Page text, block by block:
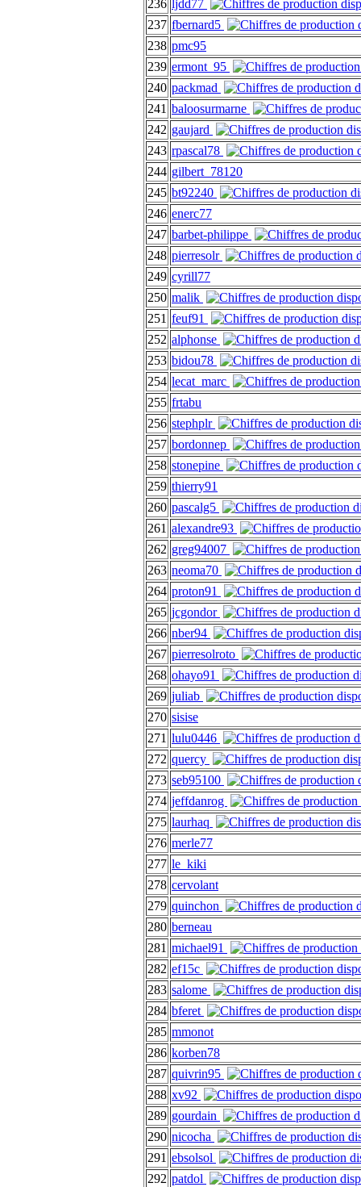
236 ljdd77
237 fbernard5
238 pmc95
239 ermont_95
240 packmad
241 baloosurmarne
242 gaujard
243 rpascal78
244 gilbert_78120
245 bt92240
246 enerc77
247 barbet-philippe
248 pierresolr
249 cyrill77
250 malik
251 feuf91
252 alphonse
253 bidou78
254 lecat_marc
255 frtabu
256 stephplr
257 bordonnep
258 stonepine
259 thierry91
260 pascalg5
261 alexandre93
262 greg94007
263 neoma70
264 proton91
265 jcgondor
266 nber94
267 pierresolroto
268 ohayo91
269 juliab
270 sisise
271 lulu0446
272 quercy
273 seb95100
274 jeffdanrog
275 laurhaq
276 merle77
277 le_kiki
278 cervolant
279 quinchon
280 berneau
281 michael91
282 ef15c
283 salome
284 bferet
285 mmonot
286 korben78
287 quivrin95
288 xv92
289 gourdain
290 nicocha
291 ebsolsol
292 patdol